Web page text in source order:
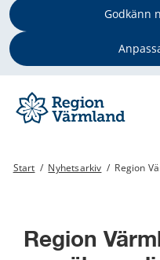
Godkänn
Start / Nyhetsarkiv / Region
Region